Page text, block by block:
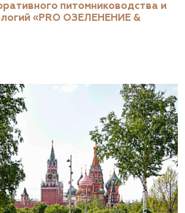
питомниководства и
«PRO ОЗЕЛЕНЕНИЕ &